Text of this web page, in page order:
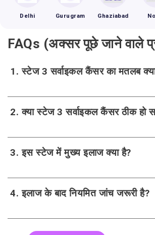
Delhi Gurugram Ghaziabad
FAQs (अक्सर पूछे जाने वाले
1. स्टेज 3 सर्वाइकल कैंसर का मतलब
2. क्या स्टेज 3 सर्वाइकल कैंसर ठीक हो
3. इस स्टेज में मुख्य इलाज क्या है?
4. इलाज के बाद नियमित जांच जरूरी है?